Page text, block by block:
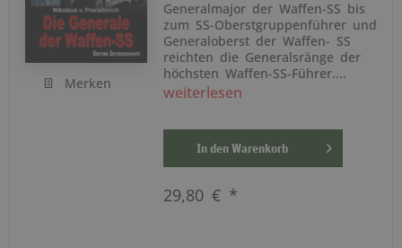
Merken
Generalmajor der Waffen-SS bis
zum SS-Oberstgruppenführer und
Generaloberst der Waffen- SS
reichten die Generalsränge der
höchsten Waffen-SS-Führer....
weiterlesen
In den Warenkorb
29,80 € *